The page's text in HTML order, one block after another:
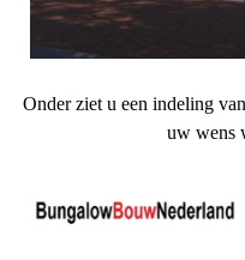
Onder ziet u een indeling
uw wens